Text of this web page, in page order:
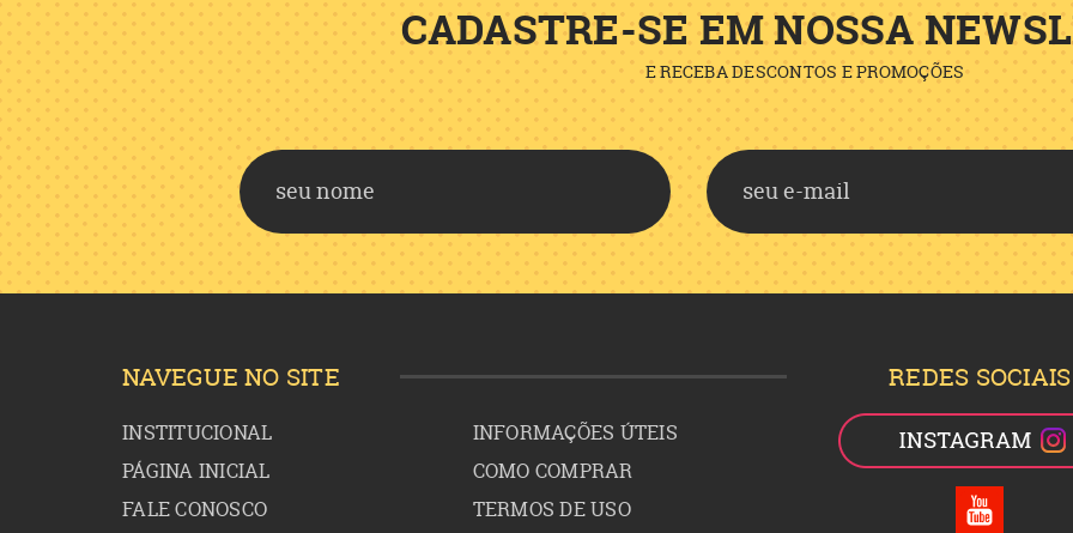
CADASTRE-SE EM NOSSA
E RECEBA DESCONTOS E PROMOÇÕES
NAVEGUE NO SITE
INSTITUCIONAL
PÁGINA INICIAL
FALE CONOSCO
INFORMAÇÕES ÚTEIS
COMO COMPRAR
TERMOS DE USO
REDES SOCIAIS